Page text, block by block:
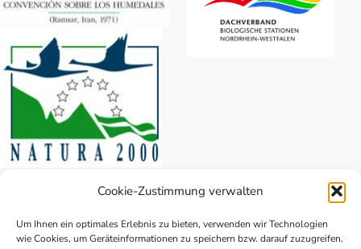
Cookie-Zustimmung verwalten
Um Ihnen ein optimales Erlebnis zu bieten, verwenden wir Technologien
wie Cookies, um Geräteinformationen zu speichern bzw. darauf zuzugreifen.
Biologische Station
Coermühle 181
48157 Münster